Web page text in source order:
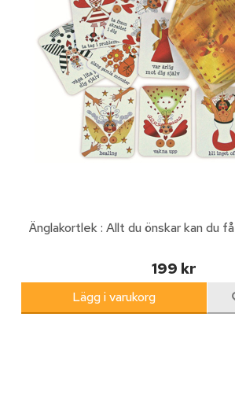
Änglakortlek : Allt du önskar kan du få
199 kr